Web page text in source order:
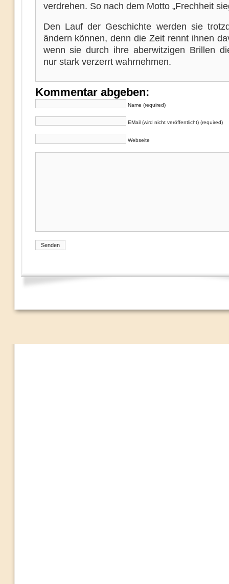
verdrehen. So nach dem Motto „Frechheit
Den Lauf der Geschichte werden sie
ändern können, denn die Zeit rennt ihnen
wenn sie durch ihre aberwitzigen Brillen
nur stark verzerrt wahrnehmen.
Kommentar abgeben:
Name (required)
EMail (wird nicht veröffentlicht) (required)
Webseite